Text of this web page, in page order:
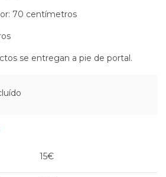
70 centímetros
se entregan a pie de portal.
15€